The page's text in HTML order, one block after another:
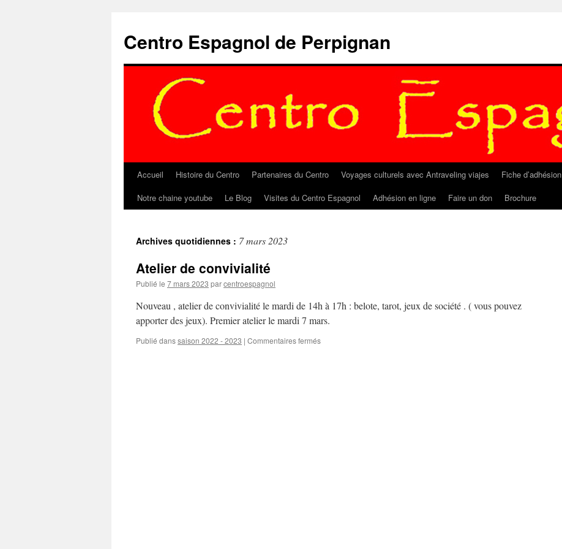
contenu
Centro Espagnol de Perpignan
Accueil Histoire du Centro Partenaires du Centro Voyages culturels avec Antraveling viajes Fiche d’adhésion
Notre chaine youtube
Le Blog Visites du Centro Espagnol Adhésion en ligne Faire un don Brochure
Archives quotidiennes : 7 mars 2023
Atelier de convivialité
Publié le 7 mars 2023 parcentroespagnol
Nouveau , atelier de convivialité le mardi de 14h à 17h : belote, tarot, jeux de société . ( vous pouvez
apporter des jeux). Premier atelier le mardi 7 mars.
Publié danssaison 2022 - 2023 | Commentaires fermés